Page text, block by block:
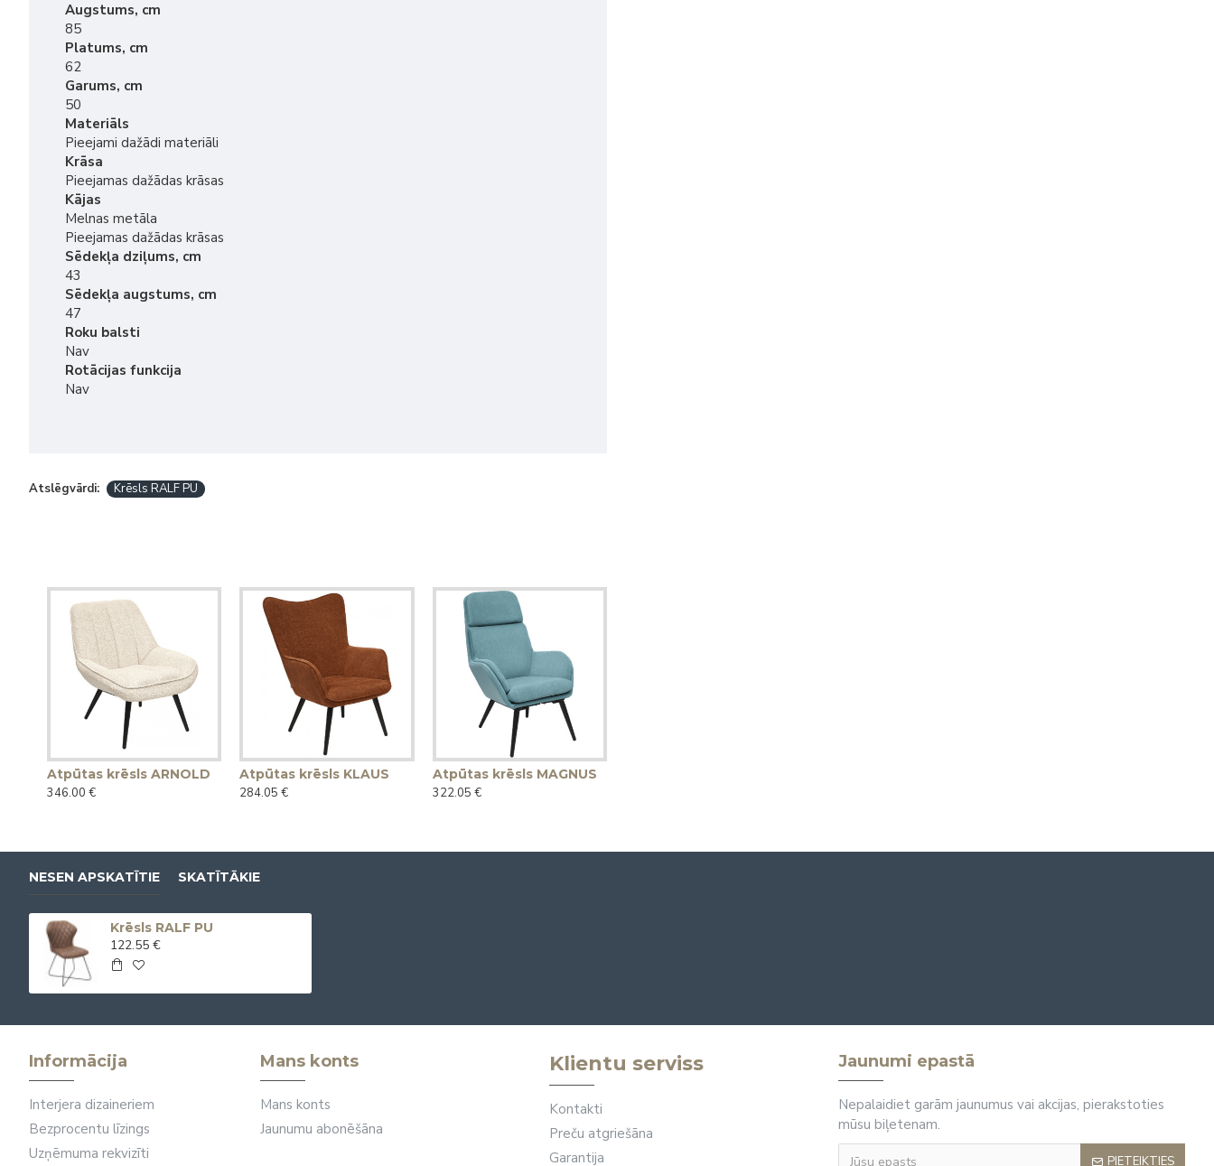
Augstums, cm
85
Platums, cm
62
Garums, cm
50
Materiāls
Pieejami dažādi materiāli
Krāsa
Pieejamas dažādas krāsas
Kājas
Melnas metāla
Pieejamas dažādas krāsas
Sēdekļa dziļums, cm
43
Sēdekļa augstums, cm
47
Roku balsti
Nav
Rotācijas funkcija
Nav
Atslēgvārdi: Krēsls RALF PU
Atpūtas krēsls ARNOLD
346.00 €
Atpūtas krēsls KLAUS
284.05 €
Atpūtas krēsls MAGNUS
322.05 €
NESEN APSKATĪTIE SKATĪTĀKIE
Krēsls RALF PU
122.55 €
Informācija
Interjera dizaineriem
Bezprocentu līzings
Uzņēmuma rekvizīti
Mans konts
Mans konts
Jaunumu abonēšāna
Klientu serviss
Kontakti
Preču atgriešāna
Garantija
Jaunumi epastā
Nepalaidiet garām jaunumus vai akcijas, pierakstoties
mūsu biļetenam.
PIETEIKTIES